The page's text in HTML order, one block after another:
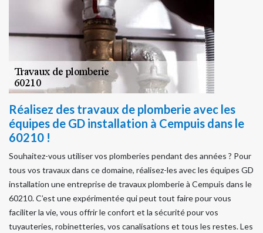
Réalisez des travaux de plomberie avec les
équipes de GD installation à Cempuis dans le
60210 !
Souhaitez-vous utiliser vos plomberies pendant des années ? Pour
tous vos travaux dans ce domaine, réalisez-les avec les équipes GD
installation une entreprise de travaux plomberie à Cempuis dans le
60210. C’est une expérimentée qui peut tout faire pour vous
faciliter la vie, vous offrir le confort et la sécurité pour vos
tuyauteries, robinetteries, vos canalisations et tous les restes. Les